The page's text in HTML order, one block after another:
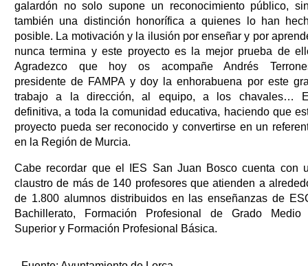
galardón no solo supone un reconocimiento público,
también una distinción honorífica a quienes lo han
posible. La motivación y la ilusión por enseñar y por
nunca termina y este proyecto es la mejor prueba de
Agradezco que hoy os acompañe Andrés
presidente de FAMPA y doy la enhorabuena por este
trabajo a la dirección, al equipo, a los chavales…
definitiva, a toda la comunidad educativa, haciendo que
proyecto pueda ser reconocido y convertirse en un
en la Región de Murcia.
Cabe recordar que el IES San Juan Bosco cuenta con
claustro de más de 140 profesores que atienden a
de 1.800 alumnos distribuidos en las enseñanzas de
Bachillerato, Formación Profesional de Grado Medio
Superior y Formación Profesional Básica.